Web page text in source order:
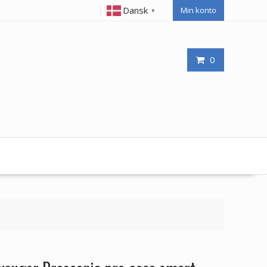
Dansk ▼ Min konto
0